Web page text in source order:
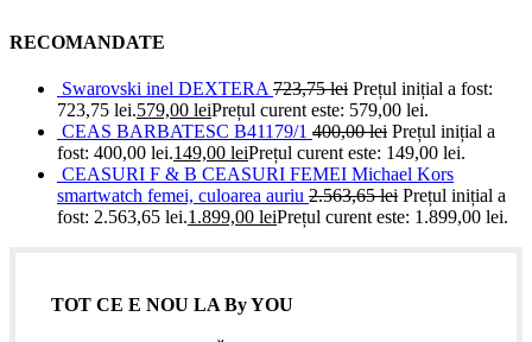
RECOMANDATE
Swarovski inel DEXTERA 723,75lei Prețul inițial a fost:
723,75 lei.579,00 leiPrețul curent este: 579,00 lei.
CEAS BARBATESC B41179/1 400,00lei Prețul inițial a
fost: 400,00 lei.149,00 leiPrețul curent este: 149,00 lei.
CEASURI F & B CEASURI FEMEI Michael Kors
smartwatch femei, culoarea auriu 2.563,65lei Prețul inițial a
fost: 2.563,65 lei.1.899,00 leiPrețul curent este: 1.899,00 lei.
TOT CE E NOU LA By YOU